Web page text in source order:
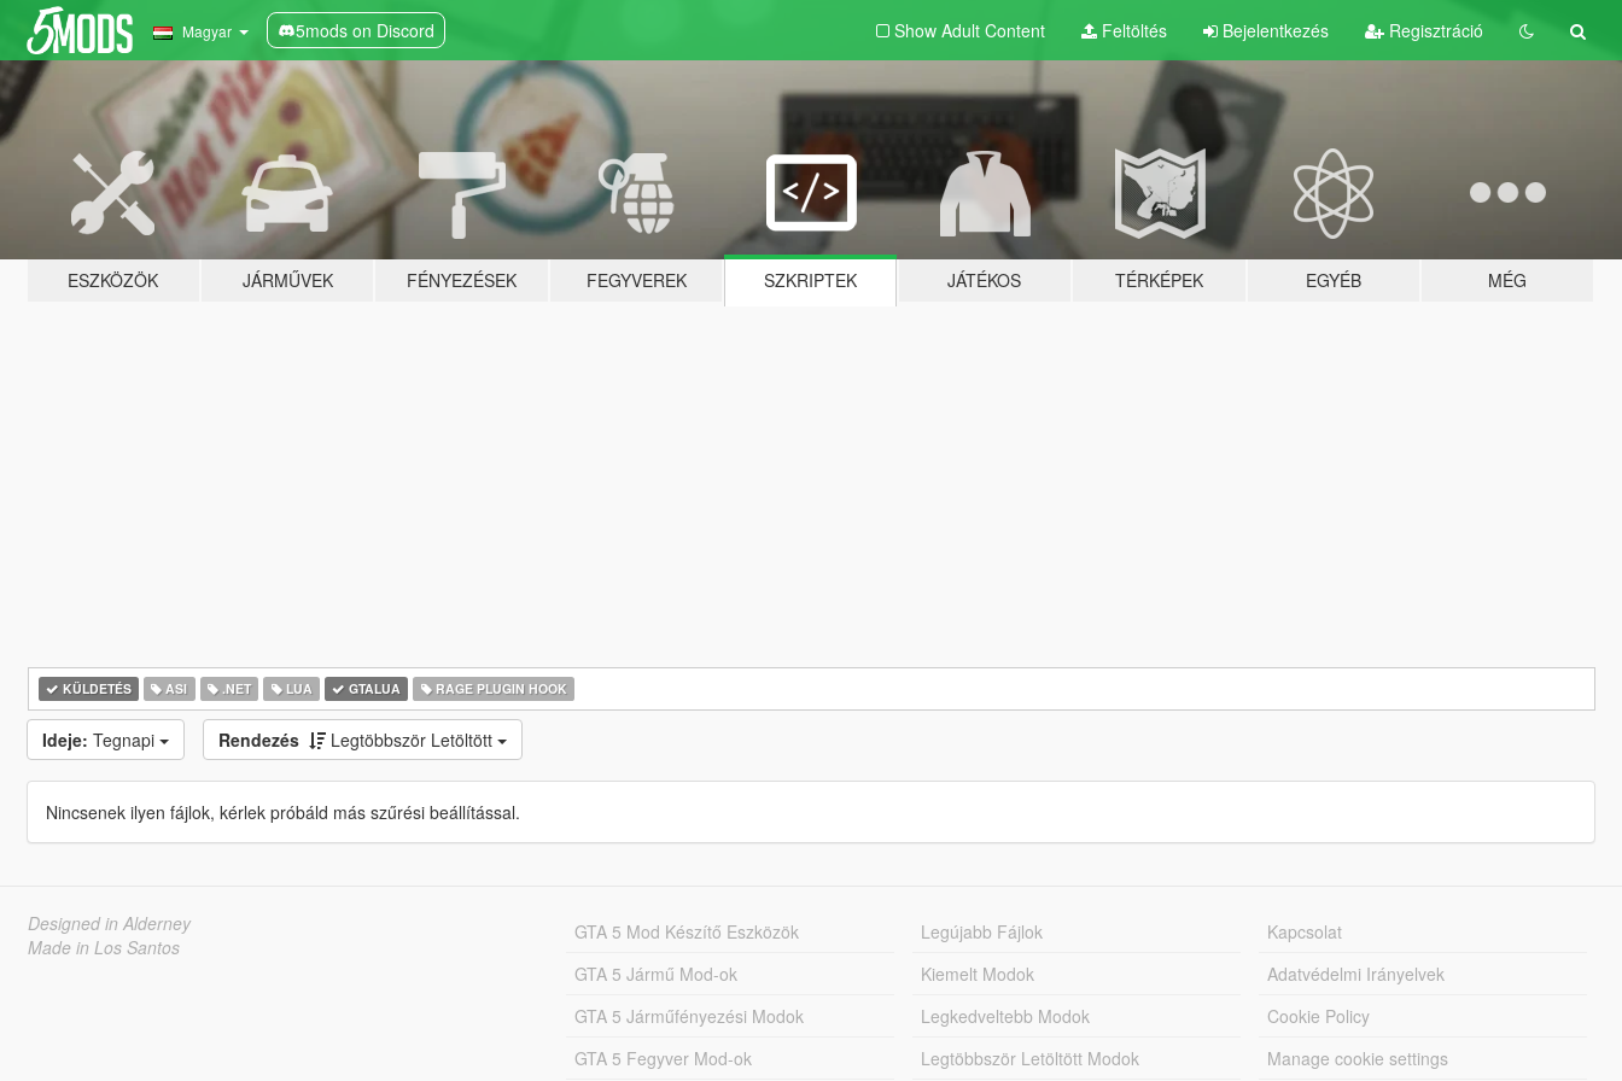
Magyar 5mods on Discord Show Adult Content Feltöltés Bejelentkezés Regisztráció
ESZKÖZÖK JÁRMŰVEK FÉNYEZÉSEK FEGYVEREK SZKRIPTEK JÁTÉKOS TÉRKÉPEK EGYÉB MÉG
KÜLDETÉS ASI .NET LUA GTALUA RAGE PLUGIN HOOK
Ideje: Tegnapi Rendezés Legtöbbször Letöltött
Nincsenek ilyen fájlok, kérlek próbáld más szűrési beállítással.
Designed in Alderney
Made in Los Santos
GTA 5 Mod Készítő Eszközök
GTA 5 Jármű Mod-ok
GTA 5 Járműfényezési Modok
GTA 5 Fegyver Mod-ok
Legújabb Fájlok
Kiemelt Modok
Legkedveltebb Modok
Legtöbbször Letöltött Modok
Kapcsolat
Adatvédelmi Irányelvek
Cookie Policy
Manage cookie settings